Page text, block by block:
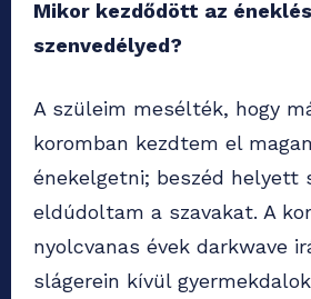
Mikor kezdődött az
szenvedélyed?
A szüleim mesélték, hogy
koromban kezdtem el
énekelgetni; beszéd helyett
eldúdoltam a szavakat. A
nyolcvanas évek darkwave
slágerein kívül